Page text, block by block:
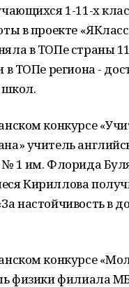
1-11-х
в проекте
в ТОПе страны
в ТОПе региона -
школ.
конкурсе
учитель
1 им. Флорида
Кириллова
настойчивость в
конкурсе
физики филиала